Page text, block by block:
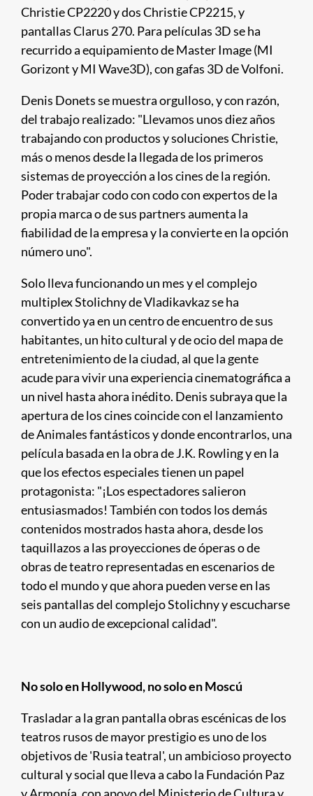
Christie CP2220 y dos Christie CP2215, y
pantallas Clarus 270. Para películas 3D se ha
recurrido a equipamiento de Master Image (MI
Gorizont y MI Wave3D), con gafas 3D de Volfoni.
Denis Donets se muestra orgulloso, y con razón,
del trabajo realizado: "Llevamos unos diez años
trabajando con productos y soluciones Christie,
más o menos desde la llegada de los primeros
sistemas de proyección a los cines de la región.
Poder trabajar codo con codo con expertos de la
propia marca o de sus partners aumenta la
fiabilidad de la empresa y la convierte en la opción
número uno".
Solo lleva funcionando un mes y el complejo
multiplex Stolichny de Vladikavkaz se ha
convertido ya en un centro de encuentro de sus
habitantes, un hito cultural y de ocio del mapa de
entretenimiento de la ciudad, al que la gente
acude para vivir una experiencia cinematográfica a
un nivel hasta ahora inédito. Denis subraya que la
apertura de los cines coincide con el lanzamiento
de Animales fantásticos y donde encontrarlos, una
película basada en la obra de J.K. Rowling y en la
que los efectos especiales tienen un papel
protagonista: "¡Los espectadores salieron
entusiasmados! También con todos los demás
contenidos mostrados hasta ahora, desde los
taquillazos a las proyecciones de óperas o de
obras de teatro representadas en escenarios de
todo el mundo y que ahora pueden verse en las
seis pantallas del complejo Stolichny y escucharse
con un audio de excepcional calidad".
No solo en Hollywood, no solo en Moscú
Trasladar a la gran pantalla obras escénicas de los
teatros rusos de mayor prestigio es uno de los
objetivos de 'Rusia teatral', un ambicioso proyecto
cultural y social que lleva a cabo la Fundación Paz
y Armonía, con apoyo del Ministerio de Cultura y